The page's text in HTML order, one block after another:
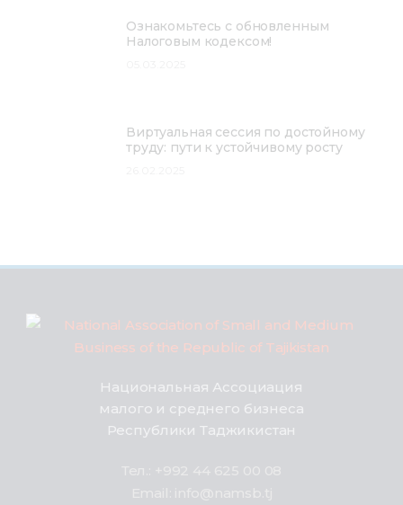
Ознакомьтесь с обновленным
Налоговым кодексом!
Виртуальная сессия по достойному
труду: пути к устойчивому росту
Национальная Ассоциация
малого и среднего бизнеса
Республики Таджикистан